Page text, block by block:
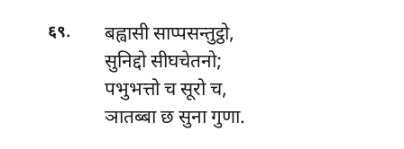
६९. बह्वासीसाप्पसन्तुट्ठो,
सुनिद्दो सीघचेतनो;
पभुभत्तो च सूरो च,
ञातब्बा छ सुना गुणा.